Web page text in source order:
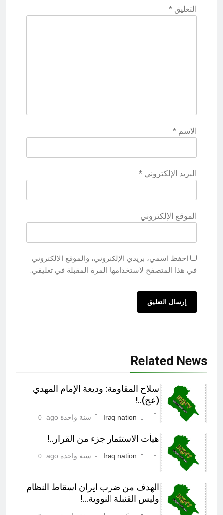
التعليق *
الاسم *
البريد الإلكتروني *
الموقع الإلكتروني
احفظ اسمي، بريدي الإلكتروني، والموقع الإلكتروني
في هذا المتصفح لاستخدامها المرة المقبلة في تعليقي.
Related News
سلاح المقاومة: وديعة الإمام المهدي
(عج)..!
Iraq nation سنة واحدة ago 0
هيأت الاستثمار جزء من القرار..!
Iraq nation سنة واحدة ago 0
الهدف من ضرب ايران اسقاط النظام
وليس القنبلة النووية…!